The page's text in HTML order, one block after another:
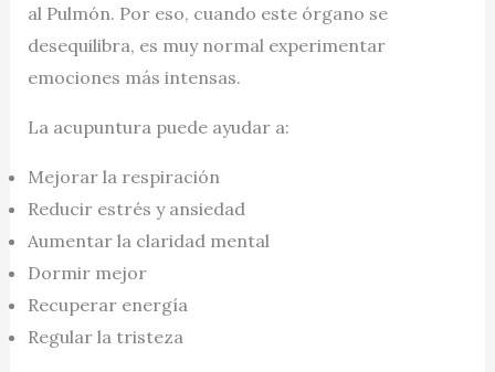
al Pulmón. Por eso, cuando este órgano se
desequilibra, es muy normal experimentar
emociones más intensas.
La acupuntura puede ayudar a:
Mejorar la respiración
Reducir estrés y ansiedad
Aumentar la claridad mental
Dormir mejor
Recuperar energía
Regular la tristeza